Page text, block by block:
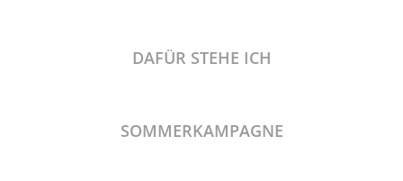
DAFÜR STEHE ICH
SOMMERKAMPAGNE